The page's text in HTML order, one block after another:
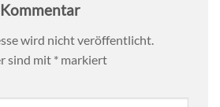
wird nicht veröffentlicht.
sind mit * markiert